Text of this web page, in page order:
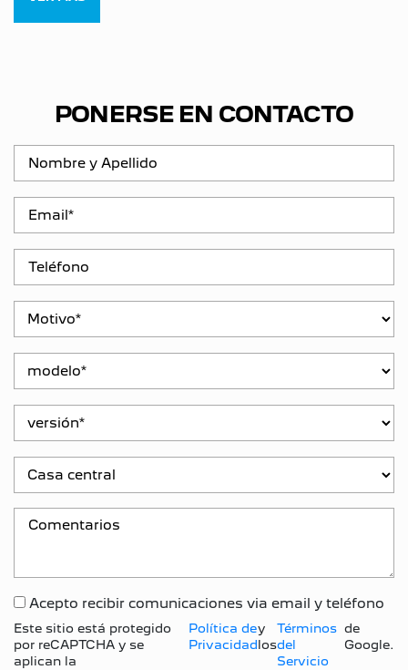
PONERSE EN CONTACTO
Acepto recibir comunicaciones via email y teléfono
Este sitio está protegido
por reCAPTCHA y se
aplican la
Política de
Privacidad
y
los
Términos
del
Servicio
de
Google.